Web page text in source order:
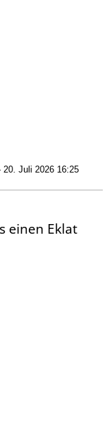
Juli 2026 16:25
einen Eklat